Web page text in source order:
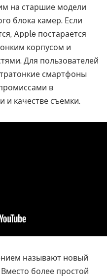
на старшие модели
блока камер. Если
Apple постарается
корпусом и
Для пользователей
смартфоны
в
и качестве съемки.
называют новый
более простой